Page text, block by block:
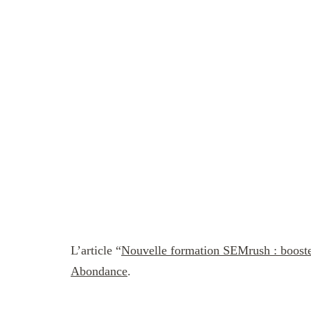
L’article “Nouvelle formation SEMrush :
Abondance.